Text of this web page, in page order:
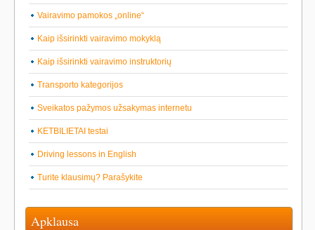
Vairavimo pamokos „online“
Kaip išsirinkti vairavimo mokyklą
Kaip išsirinkti vairavimo instruktorių
Transporto kategorijos
Sveikatos pažymos užsakymas internetu
KETBILIETAI testai
Driving lessons in English
Turite klausimų? Parašykite
Apklausa